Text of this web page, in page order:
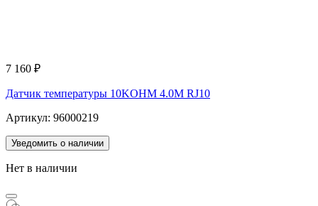
7 160 ₽
Датчик температуры 10KOHM 4.0M RJ10
Артикул: 96000219
Уведомить о наличии
Нет в наличии